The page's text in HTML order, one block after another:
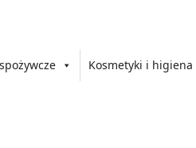
Kosmetyki i higiena